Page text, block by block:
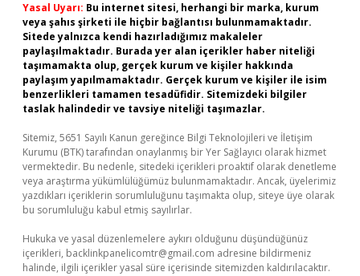
Yasal Uyarı: Bu internet sitesi, herhangi bir marka, kurum
veya şahıs şirketi ile hiçbir bağlantısı bulunmamaktadır.
Sitede yalnızca kendi hazırladığımız makaleler
paylaşılmaktadır. Burada yer alan içerikler haber niteliği
taşımamakta olup, gerçek kurum ve kişiler hakkında
paylaşım yapılmamaktadır. Gerçek kurum ve kişiler ile isim
benzerlikleri tamamen tesadüfidir. Sitemizdeki bilgiler
taslak halindedir ve tavsiye niteliği taşımazlar.
Sitemiz, 5651 Sayılı Kanun gereğince Bilgi Teknolojileri ve İletişim
Kurumu (BTK) tarafından onaylanmış bir Yer Sağlayıcı olarak hizmet
vermektedir. Bu nedenle, sitedeki içerikleri proaktif olarak denetleme
veya araştırma yükümlülüğümüz bulunmamaktadır. Ancak, üyelerimiz
yazdıkları içeriklerin sorumluluğunu taşımakta olup, siteye üye olarak
bu sorumluluğu kabul etmiş sayılırlar.
Hukuka ve yasal düzenlemelere aykırı olduğunu düşündüğünüz
içerikleri, backlinkpanelicomtr@gmail.com adresine bildirmeniz
halinde, ilgili içerikler yasal süre içerisinde sitemizden kaldırılacaktır.